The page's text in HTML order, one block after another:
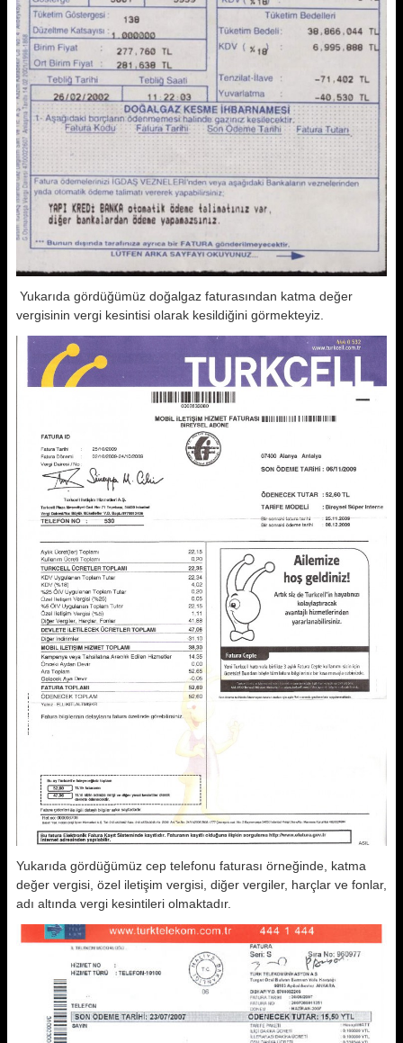
Yukarıda gördüğümüz doğalgaz faturasından katma değer
vergisinin vergi kesintisi olarak kesildiğini görmekteyiz.
Yukarıda gördüğümüz cep telefonu faturası örneğinde, katma
değer vergisi, özel iletişim vergisi, diğer vergiler, harçlar ve fonlar,
adı altında vergi kesintileri olmaktadır.